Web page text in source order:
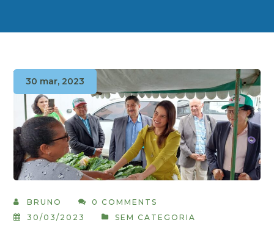
30 mar, 2023
BRUNO
0 COMMENTS
30/03/2023
SEM CATEGORIA